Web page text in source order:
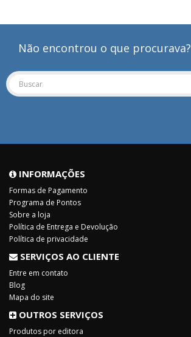
Não encontrou o que procurava?
INFORMAÇÕES
Formas de Pagamento
Programa de Pontos
Sobre a loja
Política de Entrega e Devolução
Política de privacidade
SERVIÇOS AO CLIENTE
Entre em contato
Blog
Mapa do site
OUTROS SERVIÇOS
Produtos por editora